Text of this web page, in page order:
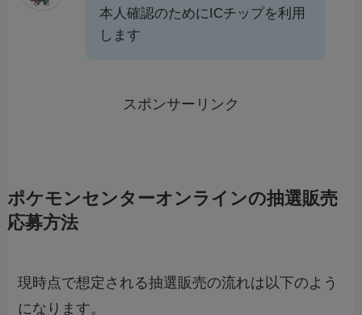
本人確認のためにICチップを利用
します
スポンサーリンク
ポケモンセンターオンラインの抽選販売
応募方法
現時点で想定される抽選販売の流れは以下のよう
になります。